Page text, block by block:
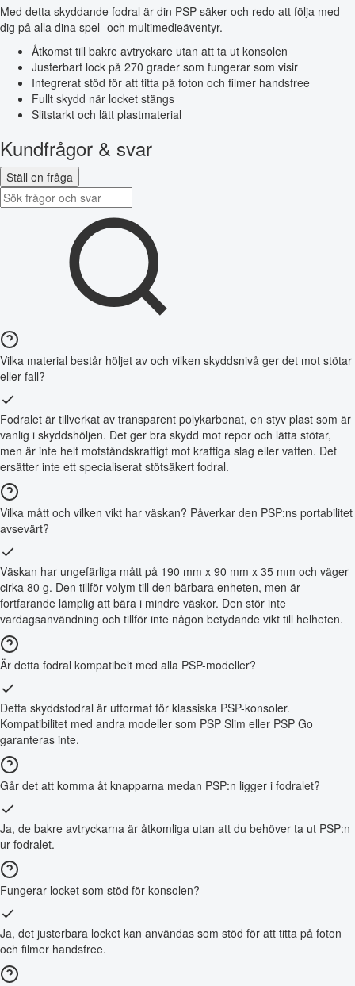
Med detta skyddande fodral är din PSP säker och redo att följa med
dig på alla dina spel- och multimedieäventyr.
Åtkomst till bakre avtryckare utan att ta ut konsolen
Justerbart lock på 270 grader som fungerar som visir
Integrerat stöd för att titta på foton och filmer handsfree
Fullt skydd när locket stängs
Slitstarkt och lätt plastmaterial
Kundfrågor & svar
Ställ en fråga
Vilka material består höljet av och vilken skyddsnivå ger det mot stötar
eller fall?
Fodralet är tillverkat av transparent polykarbonat, en styv plast som är
vanlig i skyddshöljen. Det ger bra skydd mot repor och lätta stötar,
men är inte helt motståndskraftigt mot kraftiga slag eller vatten. Det
ersätter inte ett specialiserat stötsäkert fodral.
Vilka mått och vilken vikt har väskan? Påverkar den PSP:ns portabilitet
avsevärt?
Väskan har ungefärliga mått på 190 mm x 90 mm x 35 mm och väger
cirka 80 g. Den tillför volym till den bärbara enheten, men är
fortfarande lämplig att bära i mindre väskor. Den stör inte
vardagsanvändning och tillför inte någon betydande vikt till helheten.
Är detta fodral kompatibelt med alla PSP-modeller?
Detta skyddsfodral är utformat för klassiska PSP-konsoler.
Kompatibilitet med andra modeller som PSP Slim eller PSP Go
garanteras inte.
Går det att komma åt knapparna medan PSP:n ligger i fodralet?
Ja, de bakre avtryckarna är åtkomliga utan att du behöver ta ut PSP:n
ur fodralet.
Fungerar locket som stöd för konsolen?
Ja, det justerbara locket kan användas som stöd för att titta på foton
och filmer handsfree.